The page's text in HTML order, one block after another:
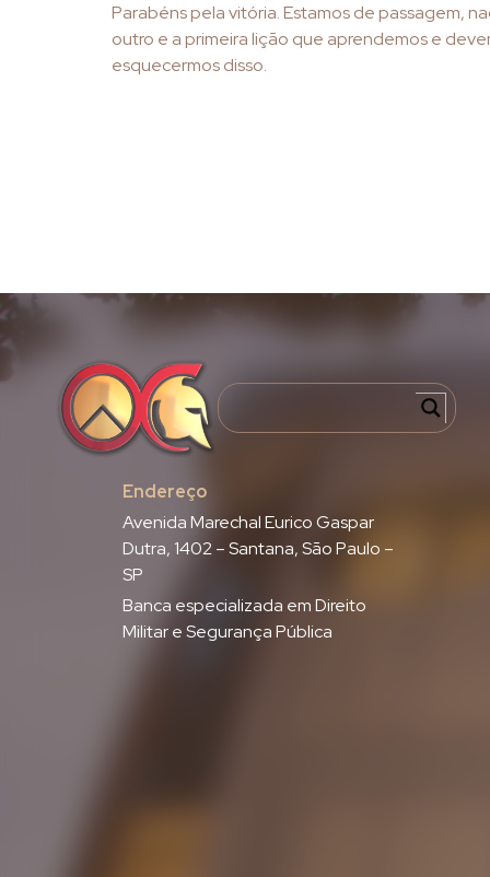
Parabéns pela vitória. Estamos de passagem,
outro e a primeira lição que aprendemos e
esquecermos disso.
Endereço
Avenida Marechal Eurico Gaspar
Dutra, 1402 – Santana, São Paulo –
SP
Banca especializada em Direito
Militar e Segurança Pública